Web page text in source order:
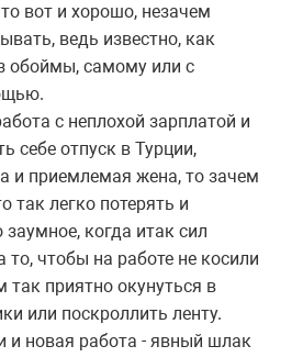
вот и хорошо, незачем
ведь известно, как
обоймы, самому или с
с неплохой зарплатой и
себе отпуск в Турции,
и приемлемая жена, то зачем
так легко потерять и
заумное, когда итак сил
то, чтобы на работе не косили
так приятно окунуться в
или поскроллить ленту.
и новая работа - явный шлак